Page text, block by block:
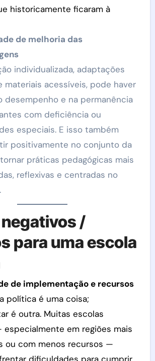
historicamente ficaram à
de melhoria das
individualizada, adaptações
materiais acessíveis, pode haver
desempenho e na permanência
com deficiência ou
especiais. E isso também
positivamente no conjunto da
práticas pedagógicas mais
reflexivas e centradas no
/
para uma escola
de implementação e recursos
política é uma coisa;
é outra. Muitas escolas
em regiões mais
ou com menos recursos —